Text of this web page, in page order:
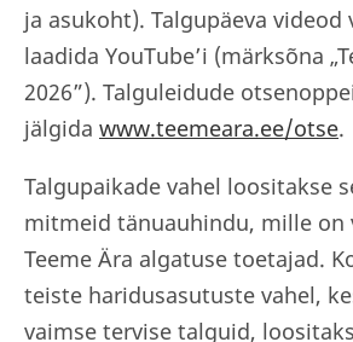
ja asukoht). Talgupäeva videod
laadida YouTube’i (märksõna
2026”). Talguleidude
jälgida www.teemeara.ee/otse.
Talgupaikade vahel loositakse
mitmeid tänuauhindu, mille on
Teeme Ära algatuse toetajad.
teiste haridusasutuste vahel,
vaimse tervise talguid,